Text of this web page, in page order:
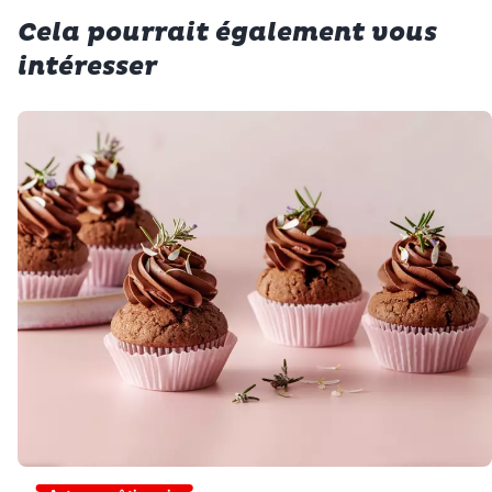
Cela pourrait également vous
intéresser